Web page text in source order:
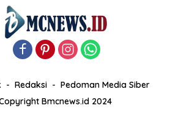
Redaksi
Pedoman Media Siber
Bmcnews.id 2024